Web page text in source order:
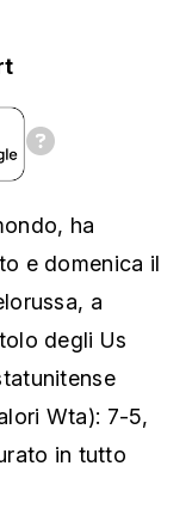
ha
e domenica il
a
degli Us
Wta): 7-5,
in tutto